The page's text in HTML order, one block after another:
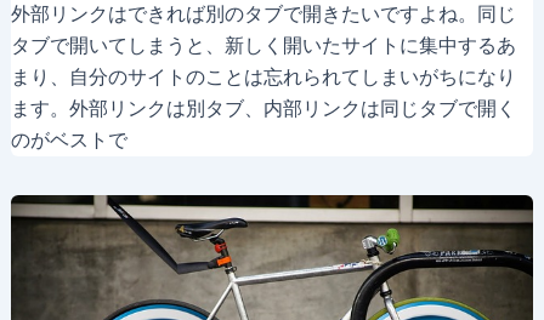
外部リンクはできれば別のタブで開きたいですよね。同じ
タブで開いてしまうと、新しく開いたサイトに集中するあ
まり、自分のサイトのことは忘れられてしまいがちになり
ます。外部リンクは別タブ、内部リンクは同じタブで開く
のがベストで